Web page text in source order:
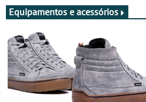
Equipamentos e acessórios